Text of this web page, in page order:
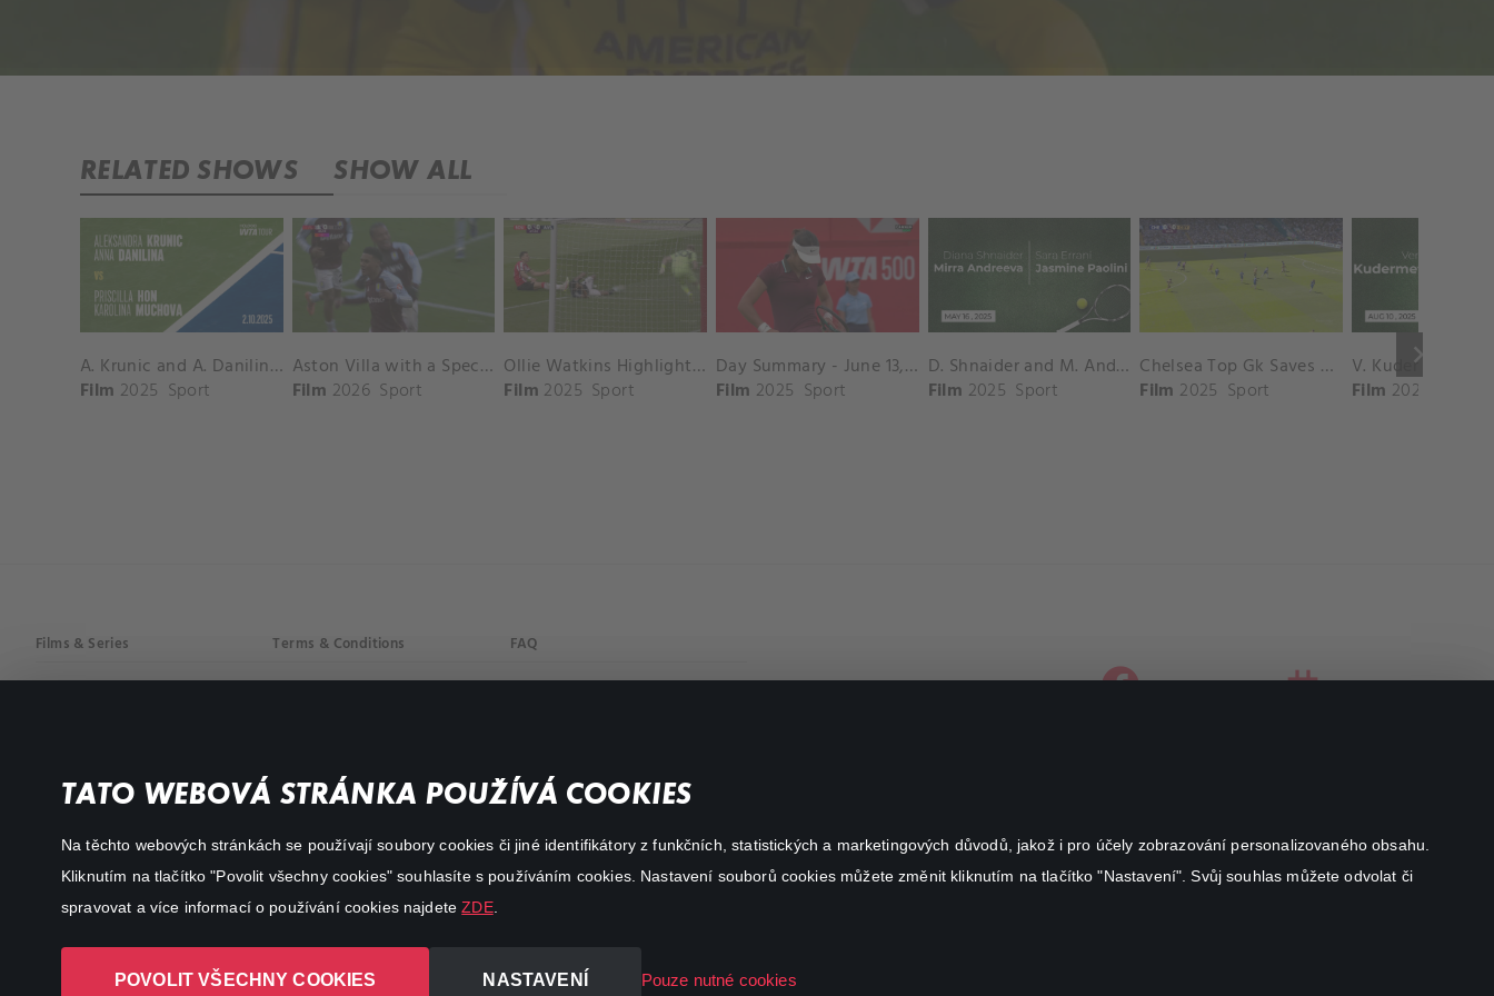
TATO WEBOVÁ STRÁNKA POUŽÍVÁ COOKIES
Na těchto webových stránkách se používají soubory cookies či jiné identifikátory z funkčních, statistických a marketingových důvodů, jakož i pro účely zobrazování personalizovaného obsahu.
Kliknutím na tlačítko "Povolit všechny cookies" souhlasíte s používáním cookies. Nastavení souborů cookies můžete změnit kliknutím na tlačítko "Nastavení". Svůj souhlas můžete odvolat či
spravovat a více informací o používání cookies najdeteZDE.
POVOLIT VŠECHNY COOKIES NASTAVENÍ Pouze nutné cookies
RELATED SHOWS SHOW ALL
keyboard_arrow_right
A. Krunic and A. Danilina vs. P. Hon and K. Muchova Match Highlights - BEIJING_Capital Group Diamond ( October 02, 2025)
Film 2025 Sport
Aston Villa with a Spectacular Goal vs. Nottingham Forest
Film 2026 Sport
Ollie Watkins Highlights vs. Southampton
Film 2025 Sport
Day Summary - June 13, 2025
Film 2025 Sport
D. Shnaider and M. Andreeva vs. S. Errani and J. Paolini Match Highlights - ROME_Campo Centrale ( May 16, 2025)
Film 2025 Sport
Chelsea Top Gk Saves vs. Crystal Palace
Film 2025 Sport Film 2025
Films & Series
Action
Terms & Conditions FAQ
facebookinstagram
Canal+ Luxembourg S. à r.l. se sídlem Rue Albert Borschette 4,